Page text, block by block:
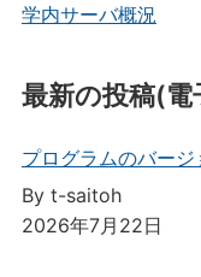
学内サーバ概況
最新の投稿(電
プログラムのバー
By t-saitoh
2026年7月22日